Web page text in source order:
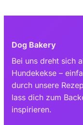
Dog Bakery
Bei uns dreht sich
Hundekekse –
durch unsere
lass dich zum
inspirieren.